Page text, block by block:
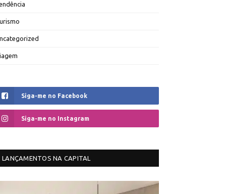
Siga-me no Facebook
Siga-me no Instagram
LANÇAMENTOS NA CAPITAL